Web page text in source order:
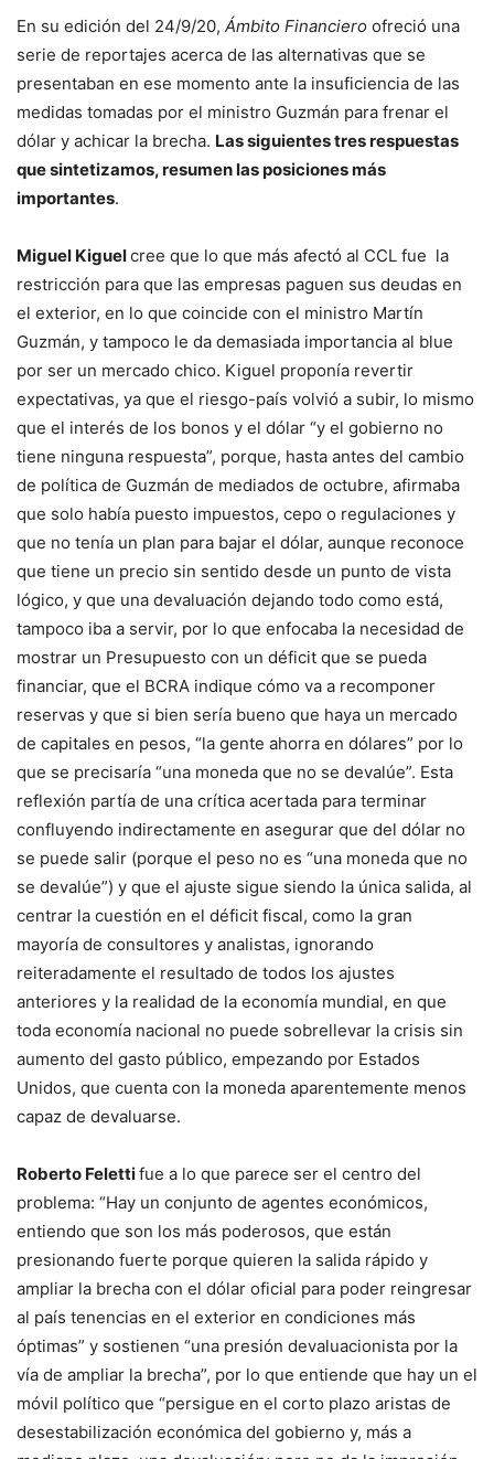
En su edición del 24/9/20, Ámbito Financiero ofreció una
serie de reportajes acerca de las alternativas que se
presentaban en ese momento ante la insuficiencia de las
medidas tomadas por el ministro Guzmán para frenar el
dólar y achicar la brecha. Las siguientes tres respuestas
que sintetizamos, resumen las posiciones más
importantes.
Miguel Kiguelcree que lo que más afectó al CCL fue la
restricción para que las empresas paguen sus deudas en
el exterior, en lo que coincide con el ministro Martín
Guzmán, y tampoco le da demasiada importancia al blue
por ser un mercado chico. Kiguel proponía revertir
expectativas, ya que el riesgo-país volvió a subir, lo mismo
que el interés de los bonos y el dólar “y el gobierno no
tiene ninguna respuesta”, porque, hasta antes del cambio
de política de Guzmán de mediados de octubre, afirmaba
que solo había puesto impuestos, cepo o regulaciones y
que no tenía un plan para bajar el dólar, aunque reconoce
que tiene un precio sin sentido desde un punto de vista
lógico, y que una devaluación dejando todo como está,
tampoco iba a servir, por lo que enfocaba la necesidad de
mostrar un Presupuesto con un déficit que se pueda
financiar, que el BCRA indique cómo va a recomponer
reservas y que si bien sería bueno que haya un mercado
de capitales en pesos, “la gente ahorra en dólares” por lo
que se precisaría “una moneda que no se devalúe”. Esta
reflexión partía de una crítica acertada para terminar
confluyendo indirectamente en asegurar que del dólar no
se puede salir (porque el peso no es “una moneda que no
se devalúe”) y que el ajuste sigue siendo la única salida, al
centrar la cuestión en el déficit fiscal, como la gran
mayoría de consultores y analistas, ignorando
reiteradamente el resultado de todos los ajustes
anteriores y la realidad de la economía mundial, en que
toda economía nacional no puede sobrellevar la crisis sin
aumento del gasto público, empezando por Estados
Unidos, que cuenta con la moneda aparentemente menos
capaz de devaluarse.
Roberto Felettifue a lo que parece ser el centro del
problema: “Hay un conjunto de agentes económicos,
entiendo que son los más poderosos, que están
presionando fuerte porque quieren la salida rápido y
ampliar la brecha con el dólar oficial para poder reingresar
al país tenencias en el exterior en condiciones más
óptimas” y sostienen “una presión devaluacionista por la
vía de ampliar la brecha”, por lo que entiende que hay un el
móvil político que “persigue en el corto plazo aristas de
desestabilización económica del gobierno y, más a